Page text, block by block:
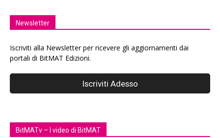
Newsletter
Iscriviti alla Newsletter per ricevere gli aggiornamenti dai
portali di BitMAT Edizioni.
BitMATv – I video di BitMAT